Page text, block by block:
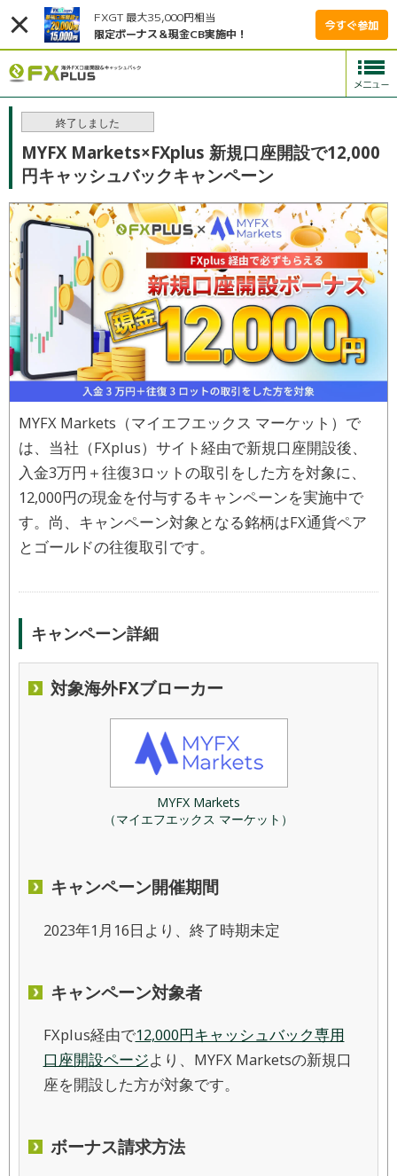
FXGT 最大35,000円相当
限定ボーナス＆現金CB実施中！
今すぐ参加
終了しました
MYFX Markets×FXplus 新規口座開設で12,000
円キャッシュバックキャンペーン
MYFX Markets（マイエフエックス マーケット）で
は、当社（FXplus）サイト経由で新規口座開設後、
入金3万円＋往復3ロットの取引をした方を対象に、
12,000円の現金を付与するキャンペーンを実施中で
す。尚、キャンペーン対象となる銘柄はFX通貨ペア
とゴールドの往復取引です。
キャンペーン詳細
対象海外FXブローカー
MYFX Markets
（マイエフエックス マーケット）
キャンペーン開催期間
2023年1月16日より、終了時期未定
キャンペーン対象者
FXplus経由で12,000円キャッシュバック専用
口座開設ページより、MYFX Marketsの新規口
座を開設した方が対象です。
ボーナス請求方法